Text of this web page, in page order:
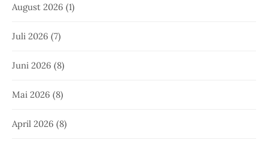
August 2026 (1)
Juli 2026 (7)
Juni 2026 (8)
Mai 2026 (8)
April 2026 (8)